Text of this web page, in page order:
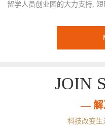
留学人员创业园的大力支持,
JOIN
— 解
科技改变生